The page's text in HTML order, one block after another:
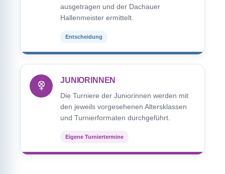
ausgetragen und der Dachauer
Hallenmeister ermittelt.
Entscheidung
JUNIORINNEN
Die Turniere der Juniorinnen werden mit
den jeweils vorgesehenen Altersklassen
und Turnierformaten durchgeführt.
Eigene Turniertermine